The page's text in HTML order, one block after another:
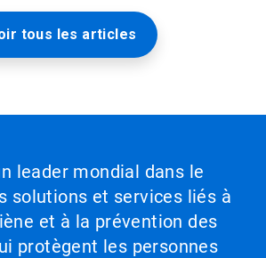
tous les articles
leader mondial dans le
solutions et services liés à
et à la prévention des
protègent les personnes